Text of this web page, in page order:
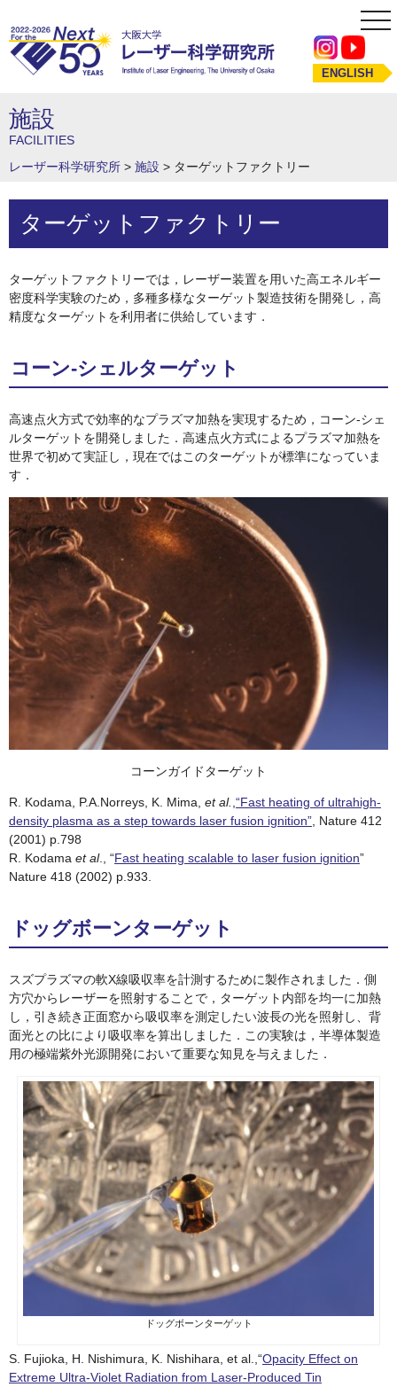
ENGLISH
施設
FACILITIES
レーザー科学研究所 > 施設 > ターゲットファクトリー
ターゲットファクトリー
ターゲットファクトリーでは，レーザー装置を用いた高エネルギー
密度科学実験のため，多種多様なターゲット製造技術を開発し，高
精度なターゲットを利用者に供給しています．
コーン-シェルターゲット
高速点火方式で効率的なプラズマ加熱を実現するため，コーン-シェ
ルターゲットを開発しました．高速点火方式によるプラズマ加熱を
世界で初めて実証し，現在ではこのターゲットが標準になっていま
す．
コーンガイドターゲット
R. Kodama, P.A.Norreys, K. Mima, et al.,“Fast heating of ultrahigh-
density plasma as a step towards laser fusion ignition”, Nature 412
(2001) p.798
R. Kodama et al., “Fast heating scalable to laser fusion ignition”
Nature 418 (2002) p.933.
ドッグボーンターゲット
スズプラズマの軟X線吸収率を計測するために製作されました．側
方穴からレーザーを照射することで，ターゲット内部を均一に加熱
し，引き続き正面窓から吸収率を測定したい波長の光を照射し、背
面光との比により吸収率を算出しました．この実験は，半導体製造
用の極端紫外光源開発において重要な知見を与えました．
ドッグボーンターゲット
S. Fujioka, H. Nishimura, K. Nishihara, et al.,“Opacity Effect on
Extreme Ultra-Violet Radiation from Laser-Produced Tin